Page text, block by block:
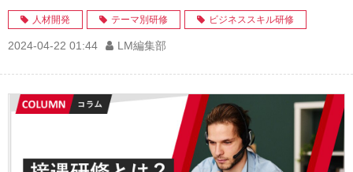
人材開発 テーマ別研修 ビジネススキル研修
2024-04-22 01:44 LM編集部